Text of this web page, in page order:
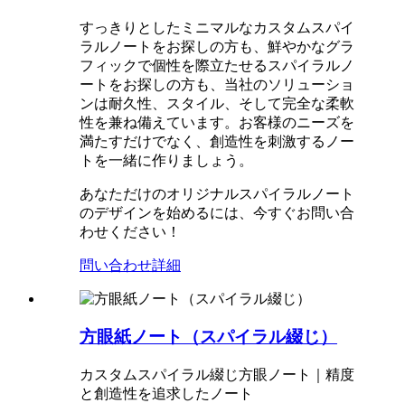
すっきりとしたミニマルなカスタムスパイ
ラルノートをお探しの方も、鮮やかなグラ
フィックで個性を際立たせるスパイラルノ
ートをお探しの方も、当社のソリューショ
ンは耐久性、スタイル、そして完全な柔軟
性を兼ね備えています。お客様のニーズを
満たすだけでなく、創造性を刺激するノー
トを一緒に作りましょう。
あなただけのオリジナルスパイラルノート
のデザインを始めるには、今すぐお問い合
わせください！
問い合わせ詳細
方眼紙ノート（スパイラル綴じ）
カスタムスパイラル綴じ方眼ノート｜精度
と創造性を追求したノート